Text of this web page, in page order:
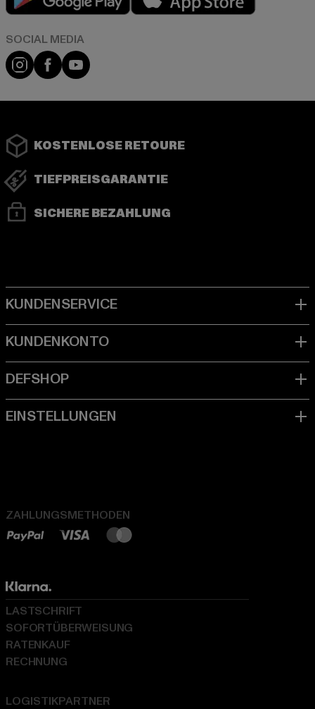
Instagram
FacebookYouTube
KOSTENLOSE RETOURE
TIEFPREISGARANTIE
SICHERE BEZAHLUNG
ZAHLUNGSMETHODEN
LOGISTIKPARTNER
LASTSCHRIFT
SOFORTÜBERWEISUNG
RATENKAUF
RECHNUNG